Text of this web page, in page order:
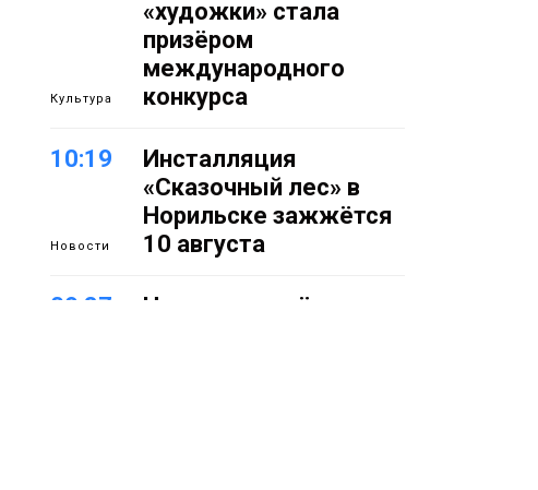
Культура
«художки» стала
призёром
международного
конкурса
10:19
Новости
Инсталляция
«Сказочный лес» в
Норильске зажжётся
10 августа
09:37
Норильск зовёт на